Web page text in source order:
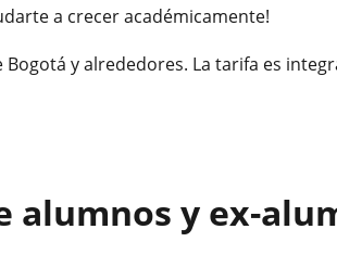
a crecer académicamente!
y alrededores. La tarifa es
alumnos y ex-